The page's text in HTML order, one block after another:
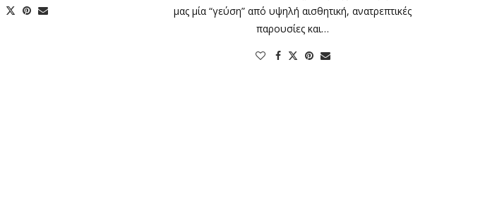
μας μία “γεύση” από υψηλή αισθητική, ανατρεπτικές
παρουσίες και…